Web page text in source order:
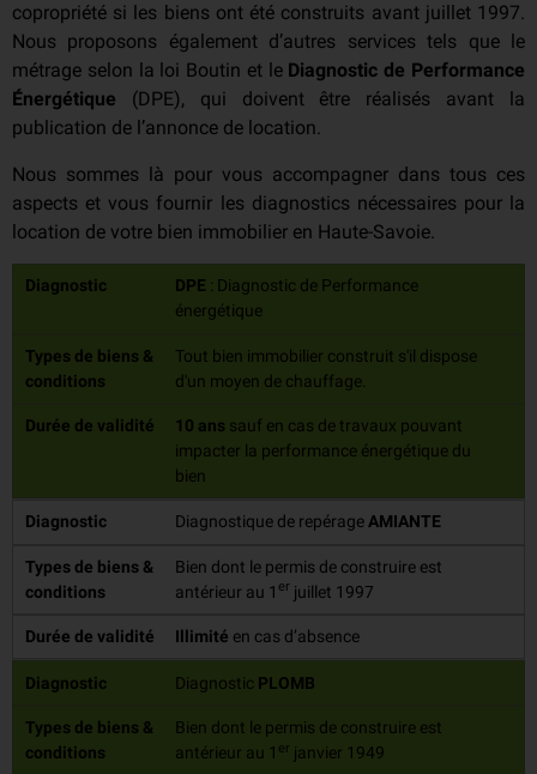
copropriété si les biens ont été construits avant juillet 1997.
Nous proposons également d’autres services tels que le
métrage selon la loi Boutin et le Diagnostic de Performance
Énergétique (DPE), qui doivent être réalisés avant la
publication de l’annonce de location.
Nous sommes là pour vous accompagner dans tous ces
aspects et vous fournir les diagnostics nécessaires pour la
location de votre bien immobilier en Haute-Savoie.
Diagnostic DPE : Diagnostic de Performance
énergétique
Types de biens &
conditions
Tout bien immobilier construit s'il dispose
d'un moyen de chauffage.
Durée de validité 10 ans sauf en cas de travaux pouvant
impacter la performance énergétique du
bien
Diagnostic Diagnostique de repérageAMIANTE
Types de biens &
conditions
Bien dont le permis de construire est
antérieur au 1 er juillet 1997
Durée de validité Illimité en cas d’absence
Diagnostic Diagnostic PLOMB
Types de biens &
conditions
Bien dont le permis de construire est
antérieur au 1 er janvier 1949